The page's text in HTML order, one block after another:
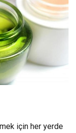
için her yerde